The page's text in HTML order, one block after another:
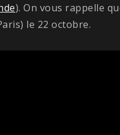
). On vous rappelle
le 22 octobre.